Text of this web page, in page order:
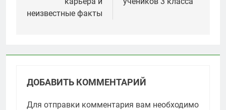
неизвестные факты
ДОБАВИТЬ КОММЕНТАРИЙ
Для отправки комментария вам необходимо